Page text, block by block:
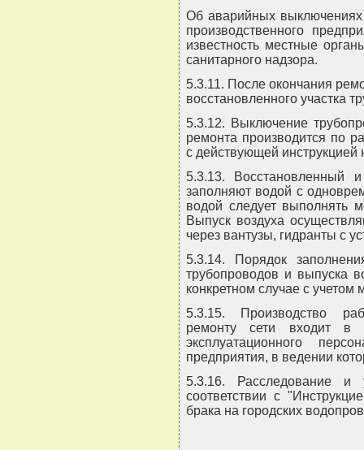
Об аварийных
производственного
известность местные
санитарного надзора.
5.3.11. После окончания
восстановленного участка
5.3.12. Выключение
ремонта производится по
с действующей инструкцией
5.3.13. Восстановленный
заполняют водой с
водой следует выполнять
Выпуск воздуха
через вантузы, гидранты с
5.3.14. Порядок
трубопроводов и выпуска
конкретном случае с учетом
5.3.15. Производство
ремонту сети входит в
эксплуатационного
предприятия, в ведении
5.3.16. Расследование
соответствии с
брака на городских